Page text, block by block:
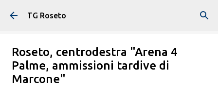
Passa ai contenuti principali
TG Roseto
Roseto, centrodestra "Arena 4
Palme, ammissioni tardive di
Marcone"